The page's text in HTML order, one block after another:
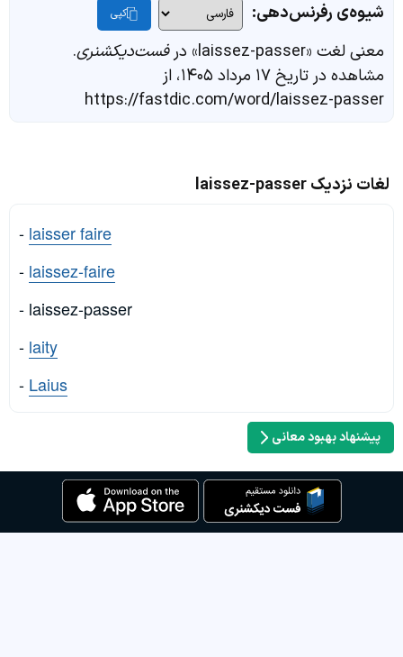
شیوه‌ی رفرنس‌دهی: کپی
معنی لغت «laissez-passer» در فست‌دیکشنری.
مشاهده در تاریخ ۱۷ مرداد ۱۴۰۵، از
https://fastdic.com/word/laissez-passer
لغات نزدیک laissez-passer
- laisser faire
- laissez-faire
- laissez-passer
- laity
- Laius
پیشنهاد بهبود معانی